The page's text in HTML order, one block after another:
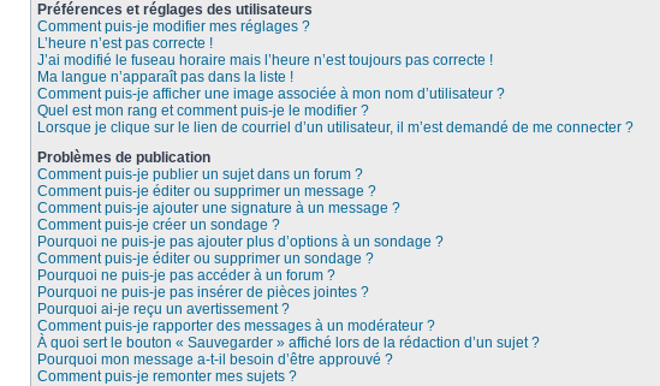
Préférences et réglages des utilisateurs
Comment puis-je modifier mes réglages ?
L’heure n’est pas correcte !
J’ai modifié le fuseau horaire mais l’heure n’est toujours pas correcte !
Ma langue n’apparaît pas dans la liste !
Comment puis-je afficher une image associée à mon nom d’utilisateur ?
Quel est mon rang et comment puis-je le modifier ?
Lorsque je clique sur le lien de courriel d’un utilisateur, il m’est demandé de me connecter ?
Problèmes de publication
Comment puis-je publier un sujet dans un forum ?
Comment puis-je éditer ou supprimer un message ?
Comment puis-je ajouter une signature à un message ?
Comment puis-je créer un sondage ?
Pourquoi ne puis-je pas ajouter plus d’options à un sondage ?
Comment puis-je éditer ou supprimer un sondage ?
Pourquoi ne puis-je pas accéder à un forum ?
Pourquoi ne puis-je pas insérer de pièces jointes ?
Pourquoi ai-je reçu un avertissement ?
Comment puis-je rapporter des messages à un modérateur ?
À quoi sert le bouton « Sauvegarder » affiché lors de la rédaction d’un sujet ?
Pourquoi mon message a-t-il besoin d’être approuvé ?
Comment puis-je remonter mes sujets ?